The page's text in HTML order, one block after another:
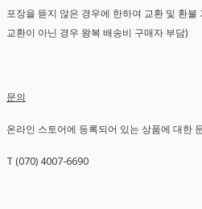
포장을 뜯지 않은 경우에 한하여 교환 및 환
교환이 아닌 경우 왕복 배송비 구매자 부담)
문의
온라인 스토어에 등록되어 있는 상품에 대한
T (070) 4007-6690